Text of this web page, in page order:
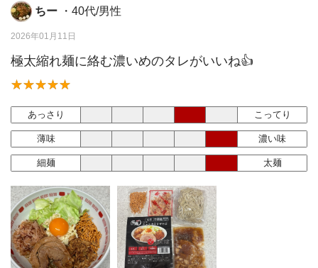
ちー ・40代/男性
2026年01月11日
極太縮れ麺に絡む濃いめのタレがいいね👍
あっさり こってり
薄味 濃い味
細麺 太麺